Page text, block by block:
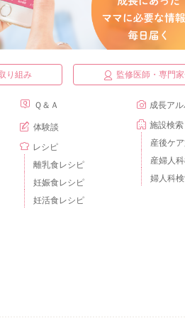
り組み 監修医師・専門
Ｑ＆Ａ
体験談
レシピ
離乳食レシピ
妊娠食レシピ
妊活食レシピ
成長ア
施設検索
産後ケ
産婦人
婦人科